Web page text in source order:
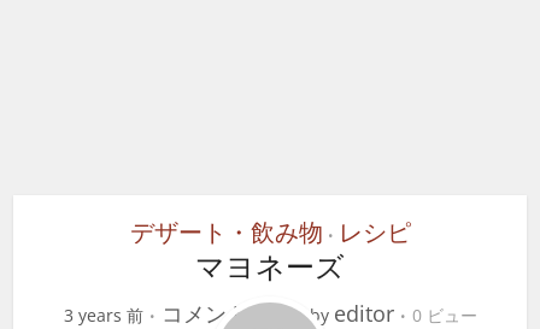
デザート・飲み物 • レシピ
マヨネーズ
3 years 前 コメントする by editor 0 ビュー